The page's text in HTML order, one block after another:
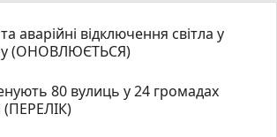
аварійні відключення світла у
(ОНОВЛЮЄТЬСЯ)
80 вулиць у 24 громадах